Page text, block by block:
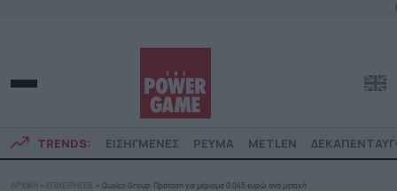
TRENDS: ΕΙΣΗΓΜΕΝΕΣ ΡΕΥΜΑ METLEN
ΑΡΧΙΚΗ » ΕΠΙΧΕΙΡΗΣΕΙΣ » Qualco Group: Πρόταση για μέρισμα 0,045 ευρώ ανά μετοχή